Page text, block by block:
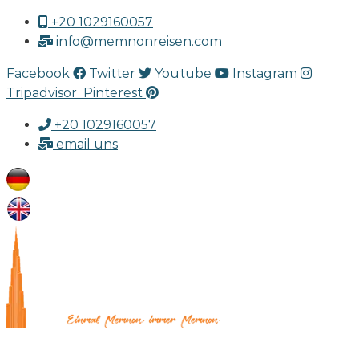
+20 1029160057
info@memnonreisen.com
Facebook Twitter Youtube
Instagram
Tripadvisor Pinterest
+20 1029160057
email uns